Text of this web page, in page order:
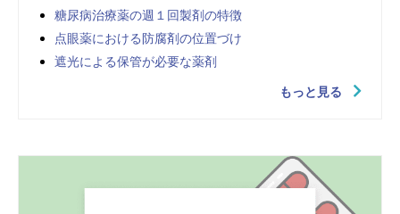
糖尿病治療薬の週１回製剤の特徴
点眼薬における防腐剤の位置づけ
遮光による保管が必要な薬剤
もっと見る